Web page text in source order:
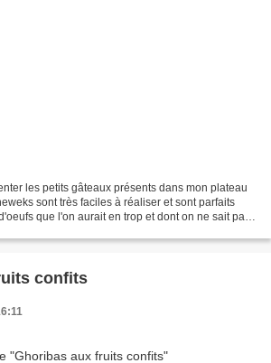
les petits gâteaux présents dans mon plateau
sont très faciles à réaliser et sont parfaits
que l'on aurait en trop et dont on ne sait pas
confits